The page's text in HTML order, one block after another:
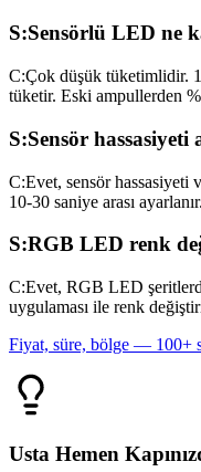
S:Sensörlü LED ne
C:Çok düşük tüketimlidir.
tüketir. Eski ampullerden
S:Sensör
C:Evet, sensör hassasiyeti
10-30 saniye arası ayarlanır.
S:RGB LED renk
C:Evet, RGB LED
uygulaması ile renk
Fiyat, süre, bölge — 100+
Usta Hemen